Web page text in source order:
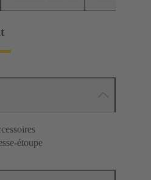
étoupe